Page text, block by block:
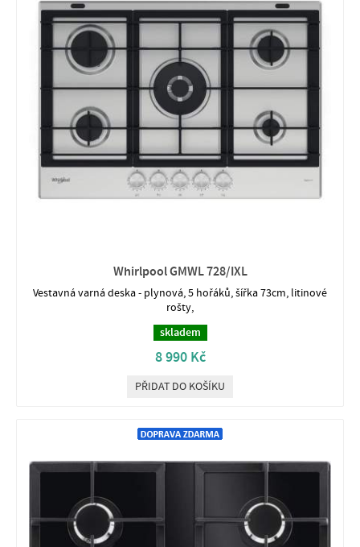
Whirlpool GMWL 728/IXL
Vestavná varná deska - plynová, 5 hořáků, šířka 73cm, litinové
rošty,
skladem
8 990 Kč
PŘIDAT DO KOŠÍKU